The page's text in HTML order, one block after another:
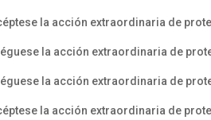
la acción extraordinaria de
la acción extraordinaria de
la acción extraordinaria de
la acción extraordinaria de